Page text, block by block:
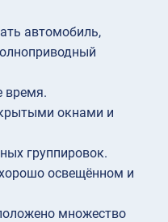
автомобиль,
время.
окнами и
группировок.
освещённом и
множество